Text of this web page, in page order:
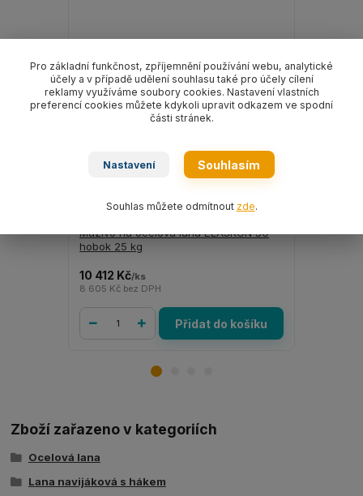
Mazivo na ocelová lana ELASKON 30
hobok 25 kg
10 412 Kč/ks
8 605 Kč bez DPH
Přidat do košíku
Mazivo na
Zboží zařazeno v kategoriích
Ocelová lana
Lana navijáková s hákem
Pro základní funkčnost, zpříjemnění používání webu, analytické
účely a v případě udělení souhlasu také pro účely cílení
reklamy využíváme soubory cookies. Nastavení vlastních
preferencí cookies můžete kdykoli upravit odkazem ve spodní
části stránek.
Nastavení Souhlasím
Souhlas můžete odmítnout zde.